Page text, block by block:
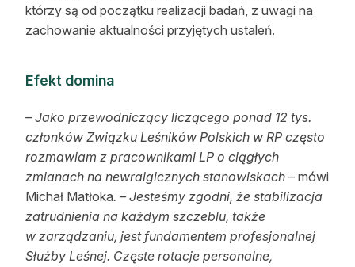
którzy są od początku realizacji badań, z uwagi na
zachowanie aktualności przyjętych ustaleń.
Efekt domina
– Jako przewodniczący liczącego ponad 12 tys.
członków Związku Leśników Polskich w RP często
rozmawiam z pracownikami LP o ciągłych
zmianach na newralgicznych stanowiskach – mówi
Michał Matłoka. – Jesteśmy zgodni, że stabilizacja
zatrudnienia na każdym szczeblu, także
w zarządzaniu, jest fundamentem profesjonalnej
Służby Leśnej. Częste rotacje personalne,